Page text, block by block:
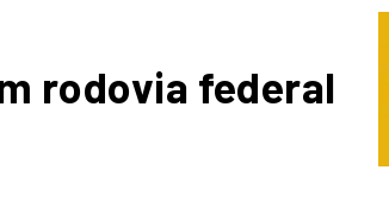
rodovia federal